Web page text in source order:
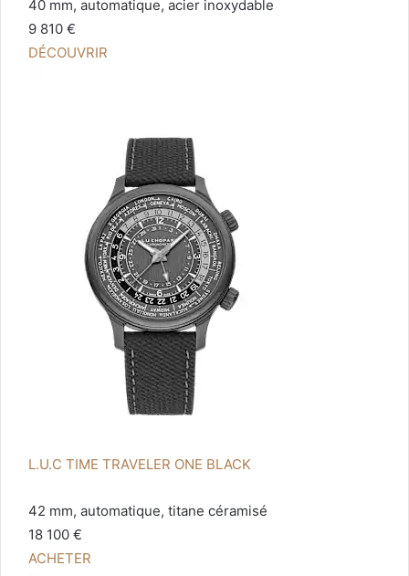
40 mm, automatique, acier inoxydable
9 810 €
DÉCOUVRIR
L.U.C TIME TRAVELER ONE BLACK
42 mm, automatique, titane céramisé
18 100 €
ACHETER